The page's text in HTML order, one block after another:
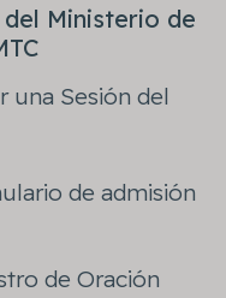
Ministerio de
una Sesión del
de admisión
de Oración